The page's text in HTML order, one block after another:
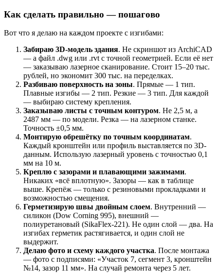
Как сделать правильно — пошагово
Вот что я делаю на каждом проекте с изгибами:
Забираю 3D-модель здания. Не скриншот из ArchiCAD
— а файл .dwg или .rvt с точной геометрией. Если её нет
— заказываю лазерное сканирование. Стоит 15–20 тыс.
рублей, но экономит 300 тыс. на переделках.
Разбиваю поверхность на зоны. Прямые — 1 тип.
Плавные изгибы — 2 тип. Резкие — 3 тип. Для каждой
— выбираю систему крепления.
Заказываю листы с точным контуром. Не 2,5 м, а
2487 мм — по модели. Резка — на лазерном станке.
Точность ±0,5 мм.
Монтирую обрешётку по точным координатам.
Каждый кронштейн или профиль выставляется по 3D-
данным. Использую лазерный уровень с точностью 0,1
мм на 10 м.
Креплю с зазорами и плавающими зажимами.
Никаких «всё вплотную». Зазоры — как в таблице
выше. Крепёж — только с резиновыми прокладками и
возможностью смещения.
Герметизирую швы двойным слоем. Внутренний —
силикон (Dow Corning 995), внешний —
полиуретановый (SikaFlex-221). Не один слой — два. На
изгибах герметик растягивается, и один слой не
выдержит.
Делаю фото и схему каждого участка. После монтажа
— фото с подписями: «Участок 7, сегмент 3, кронштейн
№14, зазор 11 мм». На случай ремонта через 5 лет.